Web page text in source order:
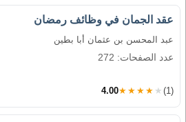
عقد الجمان في وظائف رمضان
عبد المحسن بن عثمان أبا بطين
عدد الصفحات: 272
4.00★★★★★ (1)